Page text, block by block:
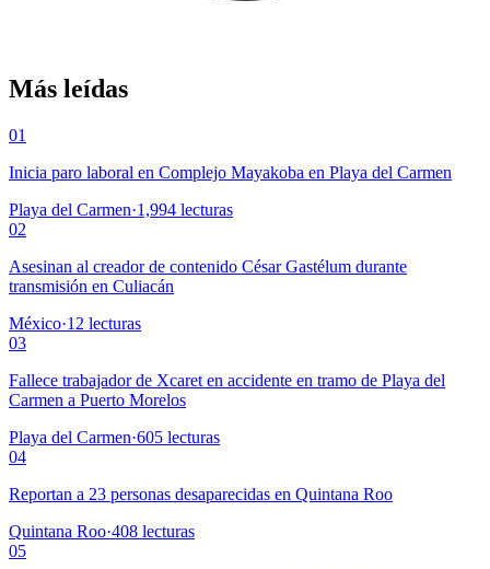
Más leídas
01
Inicia paro laboral en Complejo Mayakoba en Playa del Carmen
Playa del Carmen·1,994 lecturas
02
Asesinan al creador de contenido César Gastélum durante
transmisión en Culiacán
México·12 lecturas
03
Fallece trabajador de Xcaret en accidente en tramo de Playa del
Carmen a Puerto Morelos
Playa del Carmen·605 lecturas
04
Reportan a 23 personas desaparecidas en Quintana Roo
Quintana Roo·408 lecturas
05